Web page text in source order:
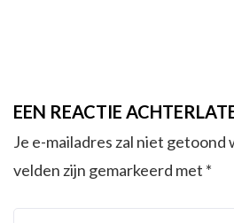
EEN REACTIE
Je e-mailadres zal niet getoond
velden zijn gemarkeerd met *